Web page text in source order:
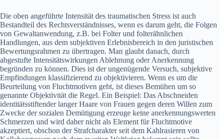
Die oben angeführte Intensität des traumatischen Stress ist auch
Bestandteil des Rechtsverständnisses, wenn es darum geht, die Folgen
von Gewaltanwendung, z.B. bei Folter und folterähnlichen
Handlungen, aus dem subjektiven Erlebnisbereich in den juristischen
Bewertungsrahmen zu übertragen. Man glaubt danach, durch
abgestufte Intensitätswirkungen Ablehnung oder Anerkennung
begründen zu können. Dies ist der ungenügende Versuch, subjektive
Empfindungen klassifizierend zu objektivieren. Wenn es um die
Beurteilung von Fluchtmotiven geht, ist dieses Bemühen um so
genannte Objektivität die Regel. Ein Beispiel: Das Abschneiden
identitätsstiftender langer Haare von Frauen gegen deren Willen zum
Zwecke der sozialen Demütigung erzeuge keine anerkennungswerten
Schmerzen und wird daher nicht als Element für Fluchtmotive
akzeptiert, obschon der Strafcharakter seit dem Kahlrasieren von